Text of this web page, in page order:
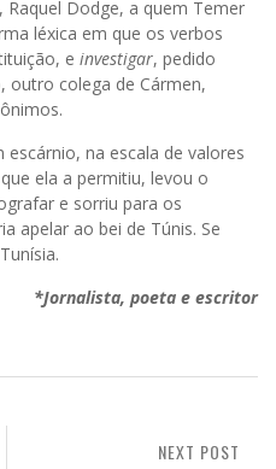
Raquel Dodge, a quem Temer
léxica em que os verbos
e investigar, pedido
outro colega de Cármen,
na escala de valores
ela a permitiu, levou o
e sorriu para os
apelar ao bei de Túnis. Se
*Jornalista, poeta e escritor
NEXT POST